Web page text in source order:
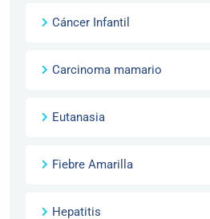
Cáncer Infantil
Carcinoma mamario
Eutanasia
Fiebre Amarilla
Hepatitis